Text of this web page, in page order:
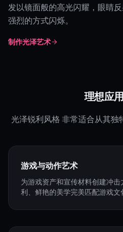
发以镜面般的高光闪耀，眼睛
强烈的方式闪烁。
制作光泽艺术
理想应
光泽锐利风格 非常适合从其独
游戏与动作艺术
为游戏资产和宣传材料创建冲
利、鲜艳的美学完美匹配游戏文